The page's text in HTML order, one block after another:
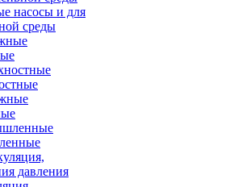
насосы и для
среды